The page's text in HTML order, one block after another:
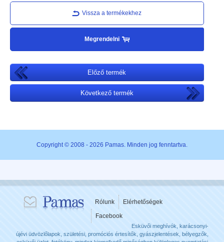
Vissza a termékekhez
Megrendelni
Előző termék
Következő termék
Copyright © 2008 - 2026 Pamas. Minden jog fenntartva.
Rólunk
Elérhetőségek
Facebook
Esküvői meghívók, karácsonyi-
újévi üdvözlőlapok, születési, promóciós értesítők, gyászjelentések, bélyegzők,